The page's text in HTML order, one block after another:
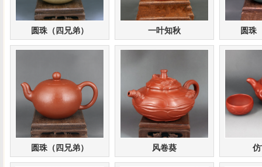
圆珠（四兄弟） 一叶知秋 圆珠
圆珠（四兄弟） 风卷葵